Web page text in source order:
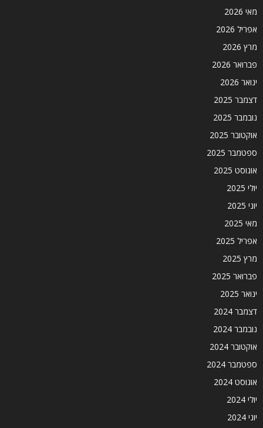
מאי 2026
אפריל 2026
מרץ 2026
פברואר 2026
ינואר 2026
דצמבר 2025
נובמבר 2025
אוקטובר 2025
ספטמבר 2025
אוגוסט 2025
יולי 2025
יוני 2025
מאי 2025
אפריל 2025
מרץ 2025
פברואר 2025
ינואר 2025
דצמבר 2024
נובמבר 2024
אוקטובר 2024
ספטמבר 2024
אוגוסט 2024
יולי 2024
יוני 2024